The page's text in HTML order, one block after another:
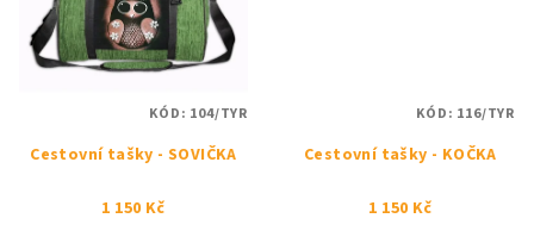
Cestovní tašky - SOVIČKA
1 150 Kč
KÓD: 104/TYR
Cestovní tašky - KOČKA
1 150 Kč
KÓD: 116/TYR